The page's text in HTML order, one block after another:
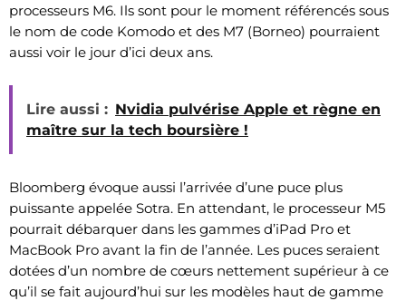
processeurs M6. Ils sont pour le moment référencés sous
le nom de code Komodo et des M7 (Borneo) pourraient
aussi voir le jour d’ici deux ans.
Lire aussi : Nvidia pulvérise Apple et règne en
maître sur la tech boursière !
Bloomberg évoque aussi l’arrivée d’une puce plus
puissante appelée Sotra. En attendant, le processeur M5
pourrait débarquer dans les gammes d’iPad Pro et
MacBook Pro avant la fin de l’année. Les puces seraient
dotées d’un nombre de cœurs nettement supérieur à ce
qu’il se fait aujourd’hui sur les modèles haut de gamme